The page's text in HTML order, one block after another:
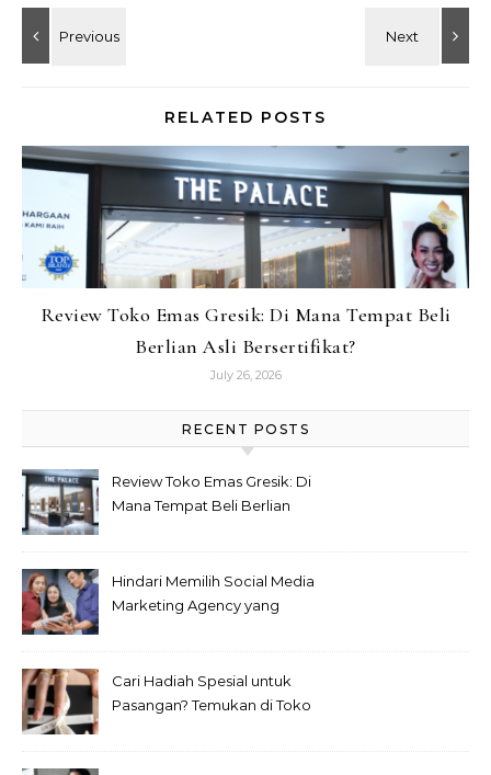
RELATED POSTS
Review Toko Emas Gresik: Di Mana Tempat Beli
Berlian Asli Bersertifikat?
July 26, 2026
RECENT POSTS
Review Toko Emas Gresik: Di
Mana Tempat Beli Berlian
Hindari Memilih Social Media
Marketing Agency yang
Cari Hadiah Spesial untuk
Pasangan? Temukan di Toko